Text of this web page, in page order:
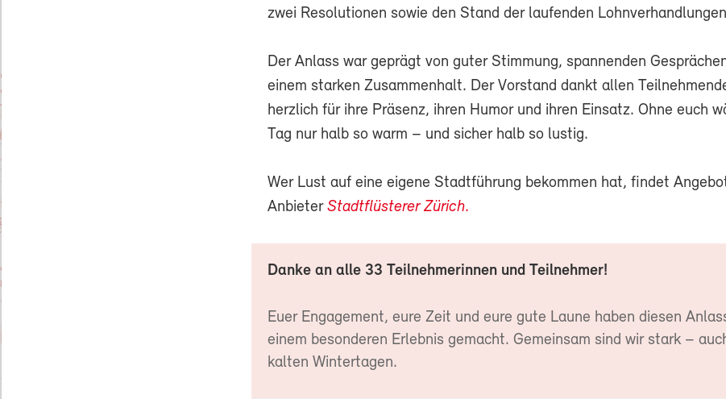
zwei Resolutionen sowie den Stand der laufenden
Der Anlass war geprägt von guter Stimmung, spannenden
einem starken Zusammenhalt. Der Vorstand dankt allen
herzlich für ihre Präsenz, ihren Humor und ihren Einsatz. Ohne euch
Tag nur halb so warm – und sicher halb so lustig.
Wer Lust auf eine eigene Stadtführung bekommen hat, findet
Anbieter Stadtflüsterer Zürich.
Danke an alle 33 Teilnehmerinnen und Teilnehmer!
Euer Engagement, eure Zeit und eure gute Laune haben diesen
einem besonderen Erlebnis gemacht. Gemeinsam sind wir stark –
kalten Wintertagen.